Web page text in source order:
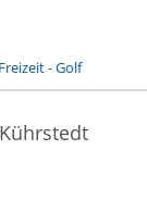
-Golf